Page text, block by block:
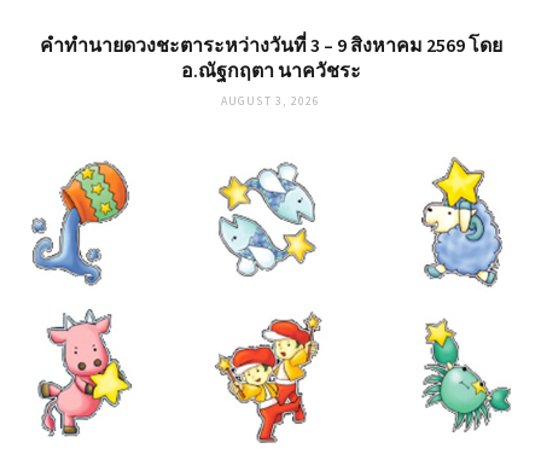
คำทำนายดวงชะตาระหว่างวันที่ 3 – 9 สิงหาคม 2569 โดย
อ.ณัฐกฤตา นาควัชระ
AUGUST 3, 2026